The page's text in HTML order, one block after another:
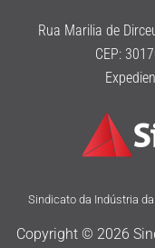
Rua Marilia de
CEP:
Sindicato da Indústria
Copyright © 2026